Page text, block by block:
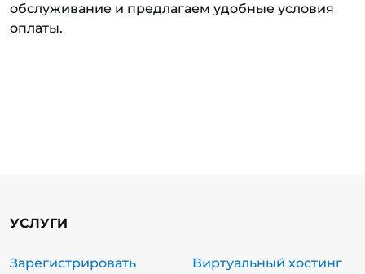
обслуживание и предлагаем удобные условия
оплаты.
УСЛУГИ
Зарегистрировать
Виртуальный хостинг